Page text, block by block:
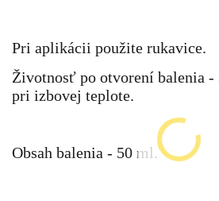
Pri aplikácii použite rukavice.
Životnosť po otvorení balenia -
pri izbovej teplote.
Obsah balenia - 50 ml.